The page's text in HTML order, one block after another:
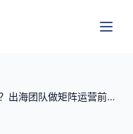
海外云手机为什么重要？出海团队做矩阵运营前先看这篇